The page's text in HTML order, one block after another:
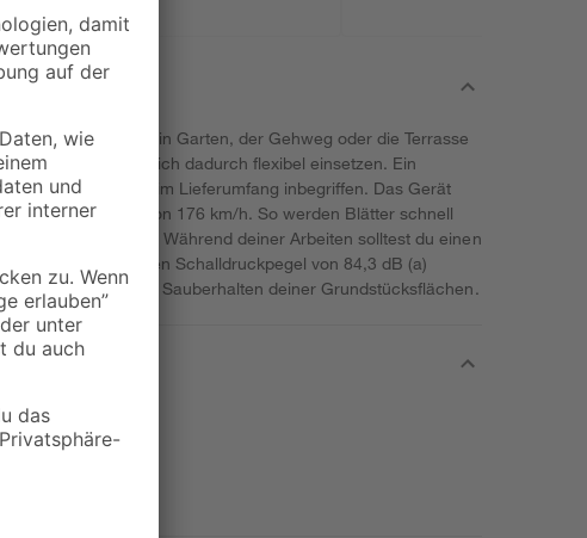
dafür, dass dein Garten, der Gehweg oder die Terrasse
und lässt sich dadurch flexibel einsetzen. Ein
von 4 Ah ist im Lieferumfang inbegriffen. Das Gerät
von 176 km/h. So werden Blätter schnell
wieder gesäubert. Während deiner Arbeiten solltest du einen
Gerät einen erhöhten Schalldruckpegel von 84,3 dB (a)
dich beim Sauberhalten deiner Grundstücksflächen.